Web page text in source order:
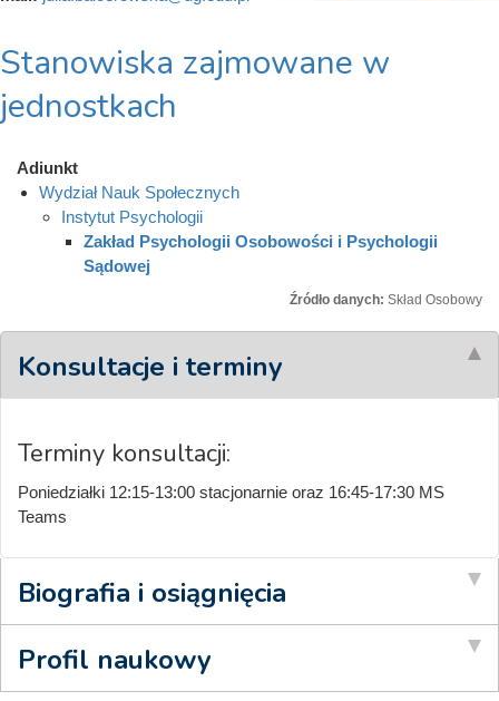
Stanowiska zajmowane w
jednostkach
Adiunkt
Wydział Nauk Społecznych
Instytut Psychologii
Zakład Psychologii Osobowości i Psychologii
Sądowej
Źródło danych: Skład Osobowy
Konsultacje i terminy
Terminy konsultacji:
Poniedziałki 12:15-13:00 stacjonarnie oraz 16:45-17:30 MS
Teams
Biografia i osiągnięcia
Profil naukowy